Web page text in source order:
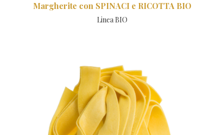
Margherite con SPINACI e RICOTTA BIO
Linea BIO